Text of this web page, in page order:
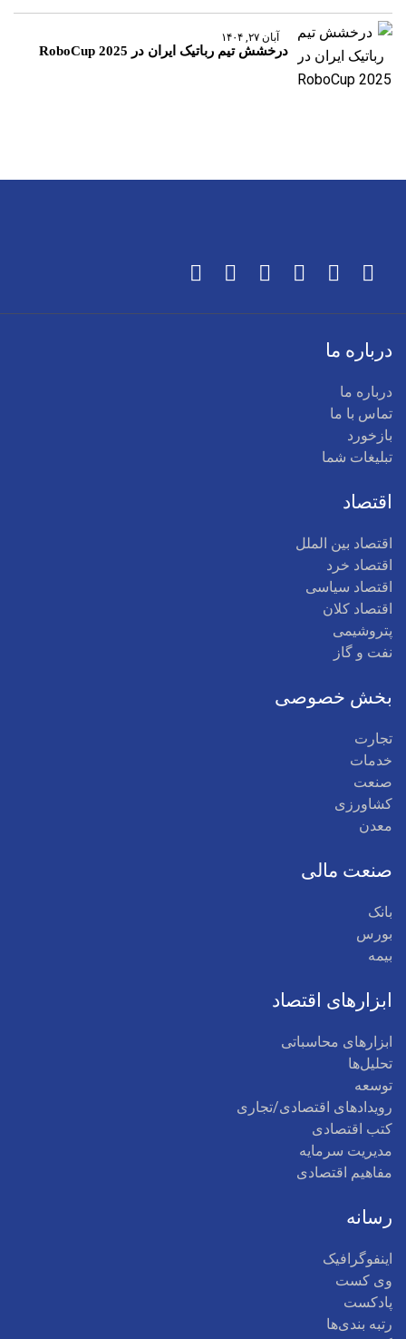
آبان ۲۷, ۱۴۰۴
درخشش تیم رباتیک ایران در RoboCup 2025
درباره ما
درباره ما
تماس با ما
بازخورد
تبلیغات شما
اقتصاد
اقتصاد بین الملل
اقتصاد خرد
اقتصاد سیاسی
اقتصاد کلان
پتروشیمی
نفت و گاز
بخش خصوصی
تجارت
خدمات
صنعت
کشاورزی
معدن
صنعت مالی
بانک
بورس
بیمه
ابزارهای اقتصاد
ابزارهای محاسباتی
تحلیل‌ها
توسعه
رویدادهای اقتصادی/تجاری
کتب اقتصادی
مدیریت سرمایه
مفاهیم اقتصادی
رسانه
اینفوگرافیک
وی کست
پادکست
رتبه بندی‌ها